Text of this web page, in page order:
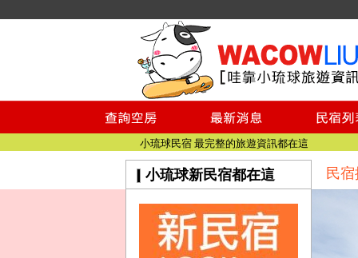
小琉球民宿空房
小琉球民宿
【小琉球民宿特約】東港停車場!!看這邊
小琉球民宿 最完整的旅遊資訊都在這
【哇靠小琉球】新版官網熱情開站
【哇靠小琉球粉絲團】即時動態!!
小琉球民宿空房
小琉球民宿
小琉球民宿推薦
小琉球新民宿都在這 民